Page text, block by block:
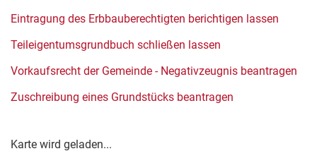
Eintragung des Erbbauberechtigten berichtigen lassen
Teileigentumsgrundbuch schließen lassen
Vorkaufsrecht der Gemeinde - Negativzeugnis beantragen
Zuschreibung eines Grundstücks beantragen
Karte wird geladen...